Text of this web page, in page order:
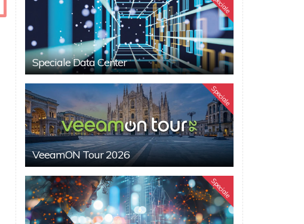
Speciale Data Center
Speciale
VeeamON Tour 2026
Speciale